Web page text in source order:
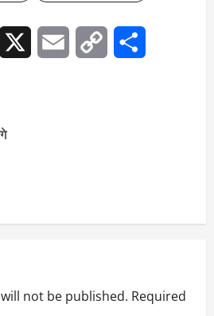
LinkedIn Email
Copy
not be published. Required